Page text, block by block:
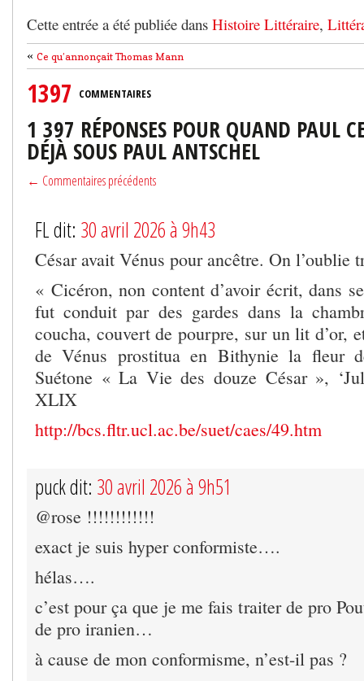
Cette entrée a été publiée dans Histoire Littéraire,
« Ce qu’annonçait Thomas Mann
1397 COMMENTAIRES
1 397 RÉPONSES POUR QUAND PAUL
DÉJÀ SOUS PAUL ANTSCHEL
← Commentaires précédents
FL dit: 30 avril 2026 à 9h43
César avait Vénus pour ancêtre. On l’oublie
« Cicéron, non content d’avoir écrit, dans
fut conduit par des gardes dans la
coucha, couvert de pourpre, sur un lit d’or,
de Vénus prostitua en Bithynie la
Suétone « La Vie des douze César »,
XLIX
http://bcs.fltr.ucl.ac.be/suet/caes/49.htm
puck dit: 30 avril 2026 à 9h51
@rose !!!!!!!!!!!!
exact je suis hyper conformiste….
hélas….
c’est pour ça que je me fais traiter de pro
de pro iranien…
à cause de mon conformisme, n’est-il pas ?